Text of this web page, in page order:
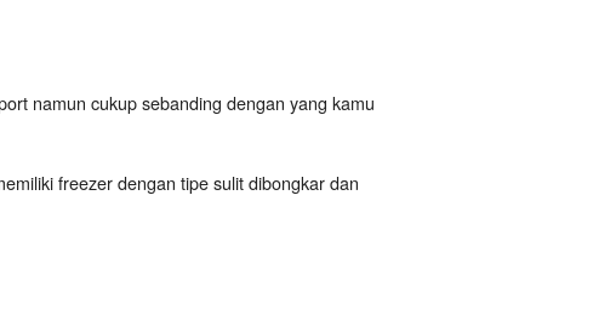
namun cukup sebanding dengan yang kamu
freezer dengan tipe sulit dibongkar dan